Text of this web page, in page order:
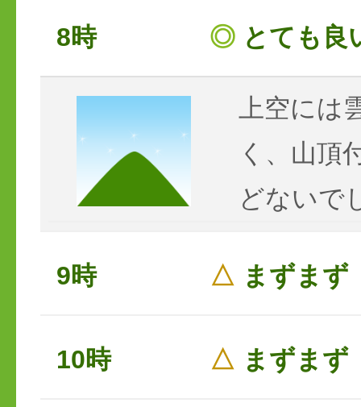
8時 ◎ とても良
上空には
く、山頂
どないで
9時 △ まずまず
10時 △ まずまず